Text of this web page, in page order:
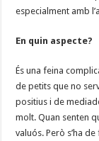
especialment amb
En quin aspecte?
És una feina
de petits que no
positius i de
molt. Quan senten
valuós. Però s’ha